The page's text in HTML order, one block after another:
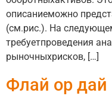
описаниеможно
(см.рис.). На
требуетпроведения
рыночныхрисков, […]
Флай ор дай